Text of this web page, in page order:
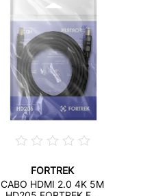
FORTREK
CABO HDMI 2.0 4K 5M